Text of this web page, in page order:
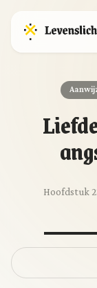
Hoofdstuk